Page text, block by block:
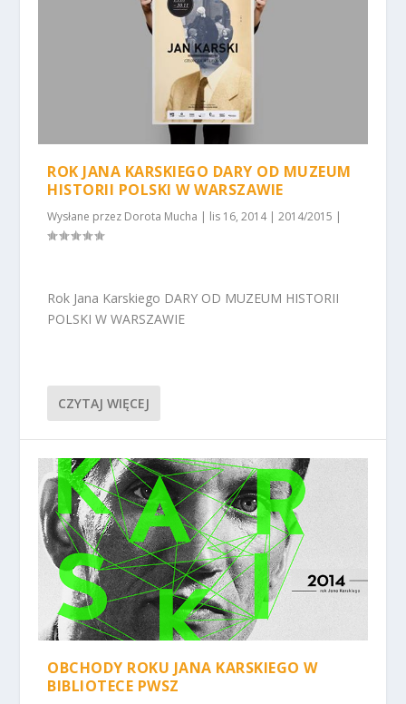
ROK JANA KARSKIEGO DARY OD MUZEUM
HISTORII POLSKI W WARSZAWIE
Wysłane przez Dorota Mucha | lis 16, 2014|2014/2015 |
Rok Jana Karskiego DARY OD MUZEUM HISTORII
POLSKI W WARSZAWIE
CZYTAJ WIĘCEJ
OBCHODY ROKU JANA KARSKIEGO W
BIBLIOTECE PWSZ